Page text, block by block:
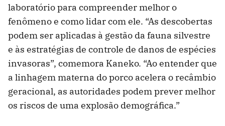
laboratório para compreender melhor o
fenômeno e como lidar com ele. “As descobertas
podem ser aplicadas à gestão da fauna silvestre
e às estratégias de controle de danos de espécies
invasoras”, comemora Kaneko. “Ao entender que
a linhagem materna do porco acelera o recâmbio
geracional, as autoridades podem prever melhor
os riscos de uma explosão demográfica.”